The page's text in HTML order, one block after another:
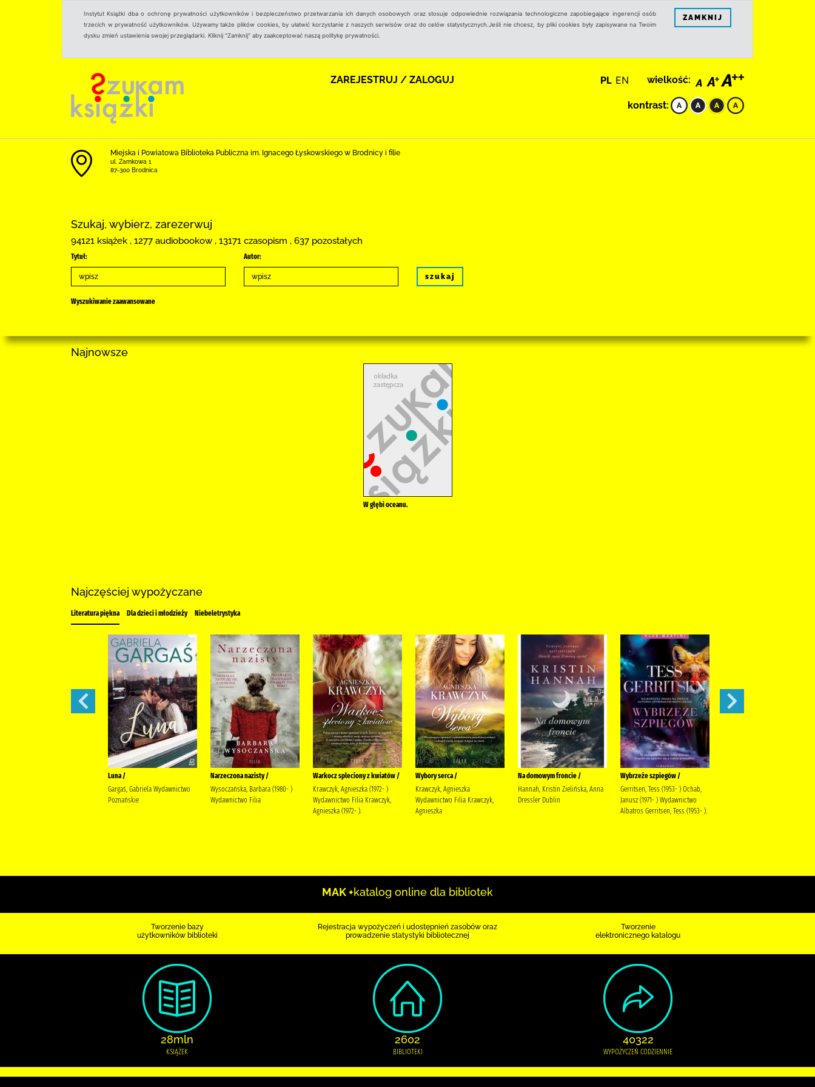
Instytut Książki dba o ochronę prywatności użytkowników i bezpieczeństwo przetwarzania ich danych osobowych oraz stosuje odpowiednie rozwiązania technologiczne zapobiegające ingerencji osób
trzecich w prywatność użytkowników. Używamy także plików cookies, by ułatwić korzystanie z naszych serwisów oraz do celów statystycznych.Jeśli nie chcesz, by pliki cookies były zapisywane na Twoim
dysku zmień ustawienia swojej przeglądarki. Kliknij "Zamknij" aby zaakceptować naszą politykę prywatności.
ZAMKNIJ
ZAREJESTRUJ / ZALOGUJ PL EN wielkość:
kontrast:
Miejska i Powiatowa Biblioteka Publiczna im. Ignacego Łyskowskiego w Brodnicy i filie
ul. Zamkowa 1
87-300 Brodnica
Szukaj, wybierz, zarezerwuj
94121 książek , 1277 audiobookow , 13171 czasopism , 637 pozostałych
Tytuł: Autor:
szukaj
Wyszukiwanie zaawansowane
Najnowsze
W głębi oceanu.
Najczęściej wypożyczane
Literatura piękna Dla dzieci i młodzieży Niebeletrystyka
Luna /
Gargaś, Gabriela Wydawnictwo
Poznańskie
Narzeczona nazisty /
Wysoczańska, Barbara (1980- )
Wydawnictwo Filia
Warkocz spleciony z kwiatów /
Krawczyk, Agnieszka (1972- )
Wydawnictwo Filia Krawczyk,
Agnieszka (1972- ).
Wybory serca /
Krawczyk, Agnieszka
Wydawnictwo Filia Krawczyk,
Agnieszka
Na domowym froncie /
Hannah, Kristin Zielińska, Anna
Dressler Dublin
Wybrzeże szpiegów /
Gerritsen, Tess (1953- ) Ochab,
Janusz (1971- ) Wydawnictwo
Albatros Gerritsen, Tess (1953- ).
MAK +katalog online dla bibliotek
Tworzenie bazy
użytkowników biblioteki
Rejestracja wypożyczeń i udostępnień zasobów oraz
prowadzenie statystyki bibliotecznej
Tworzenie
elektronicznego katalogu
28mln
KSIĄŻEK
2602
BIBLIOTEKI
40322
WYPOŻYCZEŃ CODZIENNIE